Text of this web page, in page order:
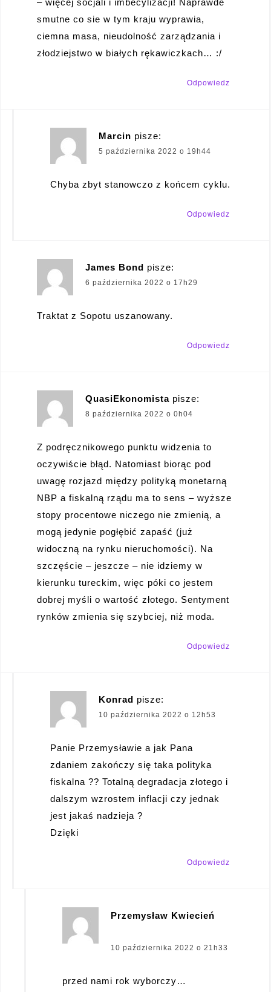
– więcej socjali i imbecylizacji! Naprawde
smutne co sie w tym kraju wyprawia,
ciemna masa, nieudolność zarządzania i
złodziejstwo w białych rękawiczkach… :/
Odpowiedz
Marcin pisze:
5 października 2022 o 19h44
Chyba zbyt stanowczo z końcem cyklu.
Odpowiedz
James Bond pisze:
6 października 2022 o 17h29
Traktat z Sopotu uszanowany.
Odpowiedz
QuasiEkonomista pisze:
8 października 2022 o 0h04
Z podręcznikowego punktu widzenia to
oczywiście błąd. Natomiast biorąc pod
uwagę rozjazd między polityką monetarną
NBP a fiskalną rządu ma to sens – wyższe
stopy procentowe niczego nie zmienią, a
mogą jedynie pogłębić zapaść (już
widoczną na rynku nieruchomości). Na
szczęście – jeszcze – nie idziemy w
kierunku tureckim, więc póki co jestem
dobrej myśli o wartość złotego. Sentyment
rynków zmienia się szybciej, niż moda.
Odpowiedz
Konrad pisze:
10 października 2022 o 12h53
Panie Przemysławie a jak Pana
zdaniem zakończy się taka polityka
fiskalna ?? Totalną degradacja złotego i
dalszym wzrostem inflacji czy jednak
jest jakaś nadzieja ?
Dzięki
Odpowiedz
Przemysław Kwiecień
pisze:
10 października 2022 o 21h33
przed nami rok wyborczy…